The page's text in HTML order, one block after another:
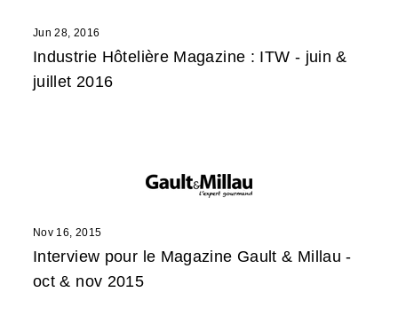
Jun 28, 2016
Industrie Hôtelière Magazine : ITW - juin &
juillet 2016
Nov 16, 2015
Interview pour le Magazine Gault & Millau -
oct & nov 2015